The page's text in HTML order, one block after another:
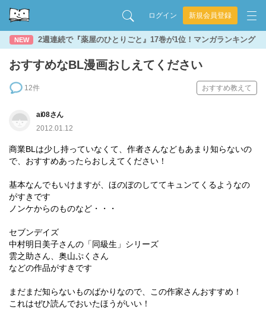
ログイン 新規会員登録
NEW 2週連続で『薬屋のひとりごと』17巻が1位！マンガランキング
おすすめなBL漫画おしえてください
12件 おすすめ教えて
ai08さん
2012.01.12
商業BLは少し持っていなくて、作者さんなどもあまり知らないの
で、おすすめあったらおしえてください！
基本なんでもいけますが、ほのぼのしててキュンてくるようなの
がすきです
ノンケからのものなど・・・
セブンデイズ
中村明日美子さんの「同級生」シリーズ
雲之助さん、奥山ぷくさん
などの作品がすきです
まだまだ知らないものばかりなので、この作家さんおすすめ！
これはぜひ読んでおいたほうがいい！